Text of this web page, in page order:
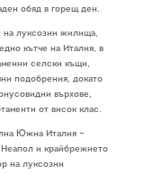
обяд в горещ ден.
на луксозни жилища,
кътче на Италия, в
селски къщи,
подобрения, докато
върхове,
от висок клас.
Южна Италия –
Неапол и крайбрежието
на луксозни